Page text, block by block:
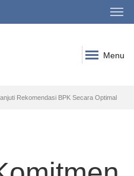
Menu
Rekomendasi BPK Secara Optimal